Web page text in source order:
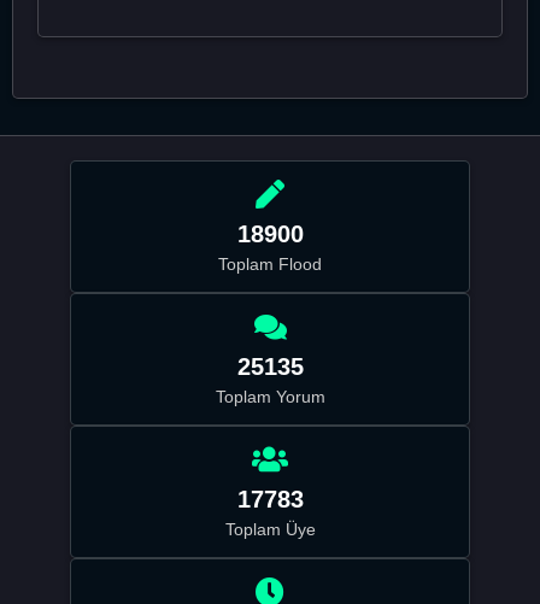
18900
Toplam Flood
25135
Toplam Yorum
17783
Toplam Üye